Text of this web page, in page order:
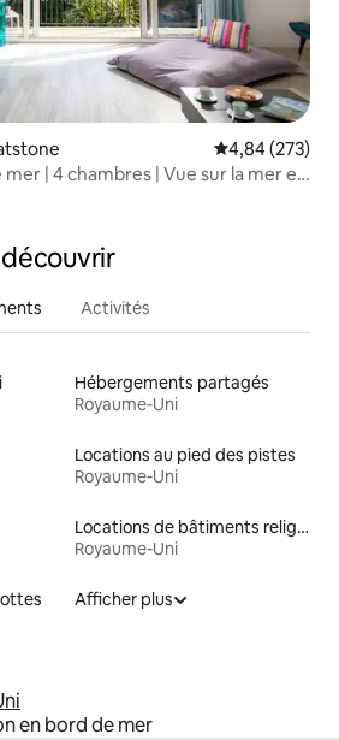
Évaluation
4,84 (273)
mer | 4 chambres | Vue sur la mer et
Activités
Hébergements partagés
Royaume-Uni
Locations au pied des pistes
Royaume-Uni
Locations de bâtiments religieux
Royaume-Uni
Afficher plus
en bord de mer